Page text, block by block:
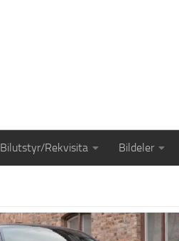
Bilutstyr/Rekvisita Bildeler